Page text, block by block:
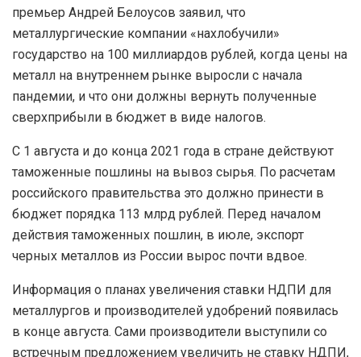
премьер Андрей Белоусов заявил, что
металлургические компании «нахлобучили»
государство на 100 миллиардов рублей, когда цены на
металл на внутреннем рынке выросли с начала
пандемии, и что они должны вернуть полученные
сверхприбыли в бюджет в виде налогов.
С 1 августа и до конца 2021 года в стране действуют
таможенные пошлины на вывоз сырья. По расчетам
российского правительства это должно принести в
бюджет порядка 113 млрд рублей. Перед началом
действия таможенных пошлин, в июле, экспорт
черных металлов из России вырос почти вдвое.
Информация о планах увеличения ставки НДПИ для
металлургов и производителей удобрений появилась
в конце августа. Сами производители выступили со
встречным предложением увеличить не ставку НДПИ,